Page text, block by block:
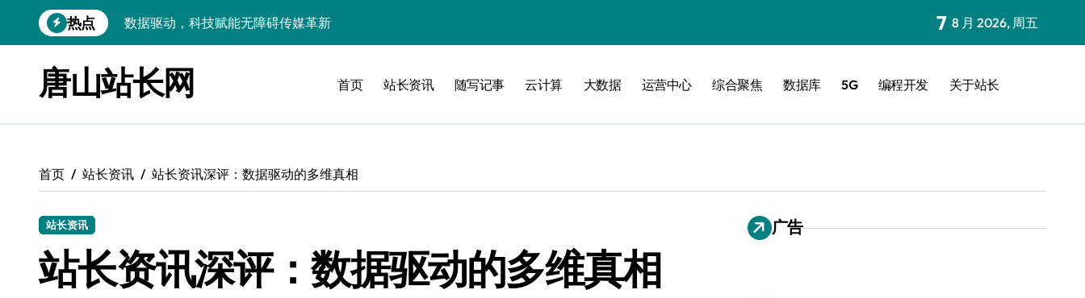
到
热点
VR跨界融合新趋势：站长资源全攻略
云计算弹性架构：智能资源调配揭秘
数据驱动传媒革新：交互优化实战解析
数据驱动下的传媒生态量子跃迁
数据驱动创新：科技赋能传媒增长
云安全护航传媒数据新趋势
7 8 月 2026, 周五
唐山站长网 首页 站长资讯 随写记事 云计算 大数据 运营中心 综合聚焦 数据库 5G 编程开发 关于站长
首页 站长资讯 站长资讯深评：数据驱动的多维真相
站长资讯
站长资讯深评：数据驱动的多维真相
广告